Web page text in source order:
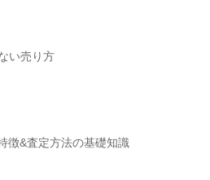
い売り方
徴&査定方法の基礎知識